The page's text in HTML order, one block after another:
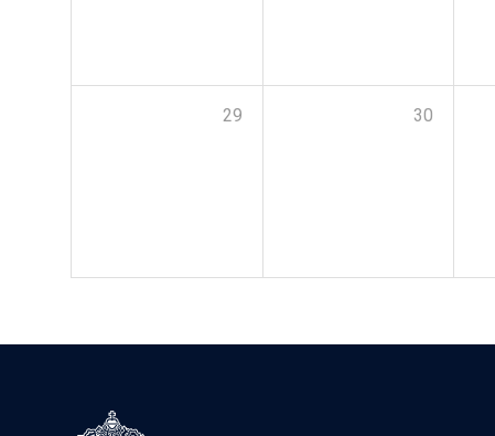
29 30